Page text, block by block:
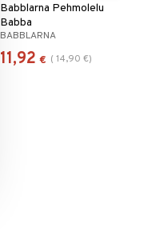
Babblarna Pehmolelu
Babba
BABBLARNA
11,92 € ( 14,90 €)